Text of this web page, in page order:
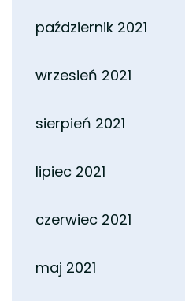
październik 2021
wrzesień 2021
sierpień 2021
lipiec 2021
czerwiec 2021
maj 2021